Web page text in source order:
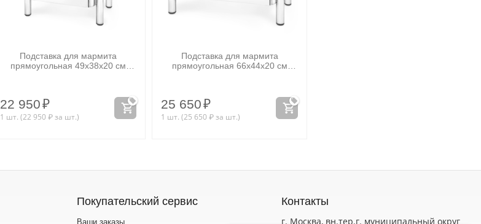
Подставка для мармита
прямоугольная 49x38x20 см
22 950₽
1 шт. (22 950 ₽за шт.)
Подставка для мармита
прямоугольная 66x44x20 см
25 650₽
1 шт. (25 650 ₽за шт.)
Покупательский сервис
Ваши заказы
Контакты
г. Москва, вн.тер.г. муниципальный округ